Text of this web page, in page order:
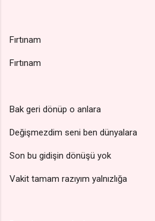
Fırtınam
Fırtınam
Bak geri dönüp o anlara
Değişmezdim seni ben dünyalara
Son bu gidişin dönüşü yok
Vakit tamam razıyım yalnızlığa